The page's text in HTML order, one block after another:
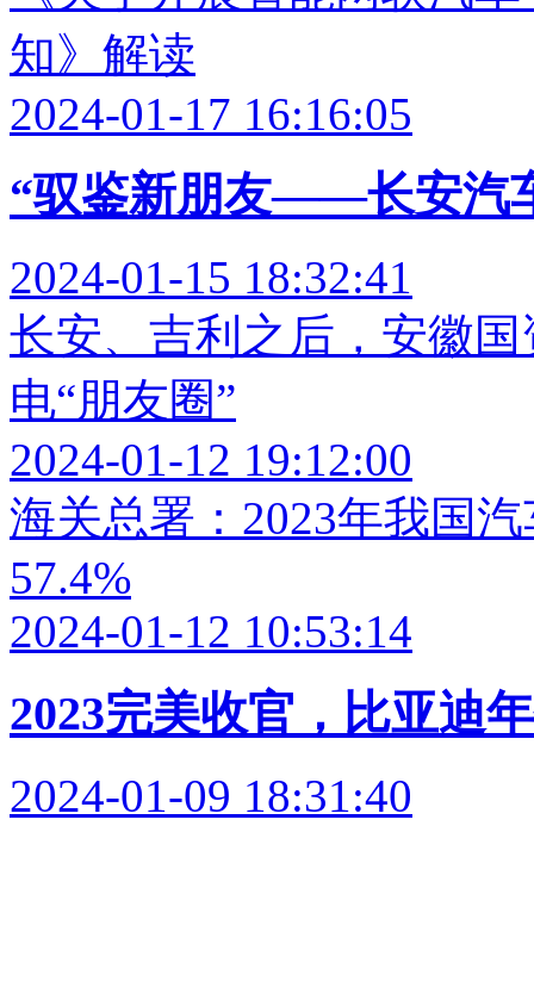
知》解读
2024-01-17 16:16:05
“驭鉴新朋友——长安汽
2024-01-15 18:32:41
长安、吉利之后，安徽
电“朋友圈”
2024-01-12 19:12:00
海关总署：2023年我国
57.4%
2024-01-12 10:53:14
2023完美收官，比亚迪
2024-01-09 18:31:40